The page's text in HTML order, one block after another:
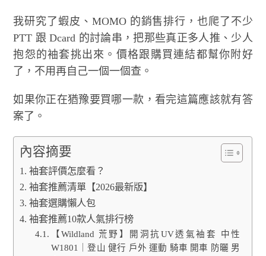
我研究了蝦皮、MOMO 的銷售排行，也爬了不少
PTT 跟 Dcard 的討論串，把那些真正多人推、少人
抱怨的袖套挑出來。價格跟購買連結都幫你附好
了，不用再自己一個一個查。
如果你正在猶豫要買哪一款，看完這篇應該就有答
案了。
內容摘要
袖套評價怎麼看？
袖套推薦清單【2026最新版】
袖套選購懶人包
袖套推薦10款人氣排行榜
【Wildland 荒野】開洞抗UV透氣袖套 中性
W1801｜登山 健行 戶外 運動 騎車 開車 防曬 男